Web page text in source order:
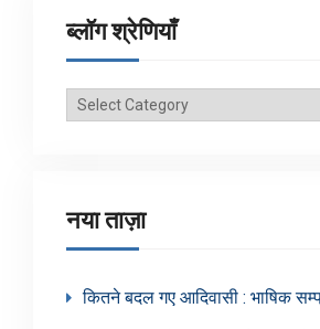
ब्लॉग श्रेणियाँ
ब्लॉग
नया ताज़ा
कितने बदल गए आदिवासी : भाषिक